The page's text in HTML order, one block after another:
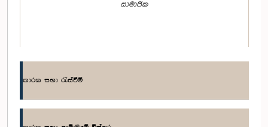
සාමාජික
කාරක සභා රැස්වීම්